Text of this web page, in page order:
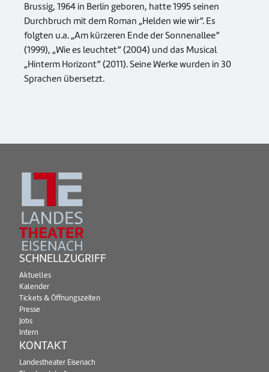
Brussig, 1964 in Berlin geboren, hatte 1995 seinen
Durchbruch mit dem Roman „Helden wie wir”. Es
folgten u.a. „Am kürzeren Ende der Sonnenallee”
(1999), „Wie es leuchtet” (2004) und das Musical
„Hinterm Horizont” (2011). Seine Werke wurden in 30
Sprachen übersetzt.
SCHNELLZUGRIFF
Aktuelles
Kalender
Tickets & Öffnungszeiten
Presse
Jobs
Intern
KONTAKT
Landestheater Eisenach